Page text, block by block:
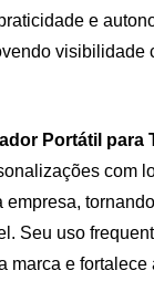
e
visibilidade
Portátil para
com
Seu uso
marca e fortalece